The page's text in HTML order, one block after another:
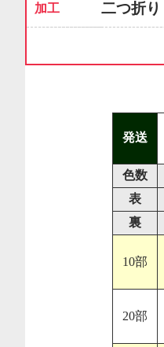
加工 二つ折り
発送
色数
表
裏
10部
20部